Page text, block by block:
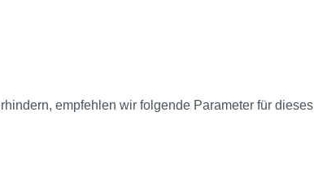
empfehlen wir folgende Parameter für dieses